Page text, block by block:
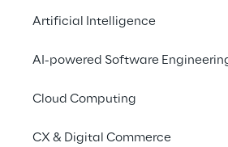
Artificial Intelligence
AI-powered Software
Cloud Computing
CX & Digital Commerce
globale di
Anest Iwata è progettato
licenza.